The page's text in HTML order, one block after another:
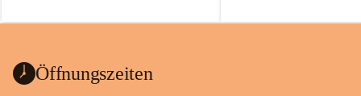
Öffnungszeiten